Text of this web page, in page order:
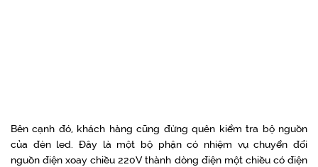
Bên cạnh đó, khách hàng cũng đừng quên kiểm tra bộ nguồn
của đèn led. Đây là một bộ phận có nhiệm vụ chuyển đổi
nguồn điện xoay chiều 220V thành dòng điện một chiều có điện